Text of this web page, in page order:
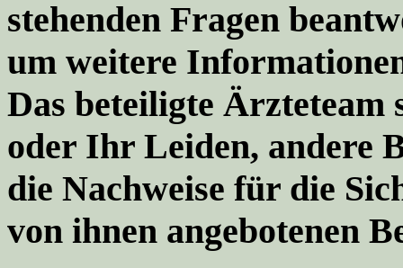
stehenden Fragen
um weitere
Das beteiligte
oder Ihr Leiden, andere
die Nachweise für die
von ihnen angebotenen